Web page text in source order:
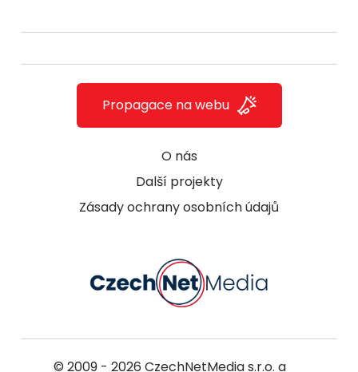
O nás
Další projekty
Zásady ochrany osobních údajů
Propagace na webu
© 2009 - 2026 CzechNetMedia s.r.o. a